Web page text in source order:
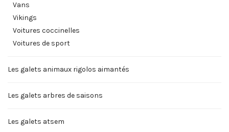
Vans
Vikings
Voitures coccinelles
Voitures de sport
Les galets animaux rigolos aimantés
Les galets arbres de saisons
Les galets atsem